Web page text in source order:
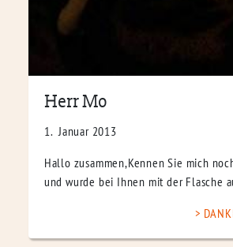
Herr Mo
1. Januar 2013
Hallo zusammen,Kennen Sie mich
und wurde bei Ihnen mit der Flasche